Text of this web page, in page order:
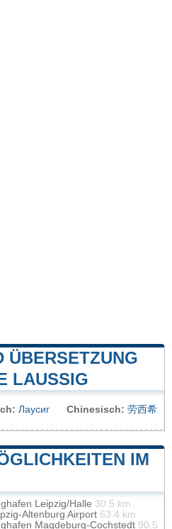
ÜBERSETZUNG
Лаусиг Chinesisch: 劳西希
IM
Leipzig/Halle 30.5 km
Altenburg Airport 63.4 km
Magdeburg-Cochstedt 90.5